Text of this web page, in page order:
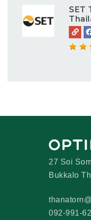
SET
27 Soi
Bukkalo
092-991-